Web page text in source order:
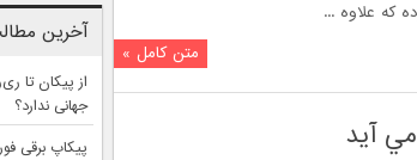
که علاوه ...
متن کامل »
آخرین
از پیکان تا
جهانی ندارد؟